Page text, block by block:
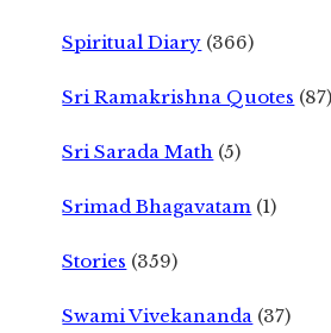
Spiritual Diary (366)
Sri Ramakrishna Quotes (87)
Sri Sarada Math (5)
Srimad Bhagavatam (1)
Stories (359)
Swami Vivekananda (37)